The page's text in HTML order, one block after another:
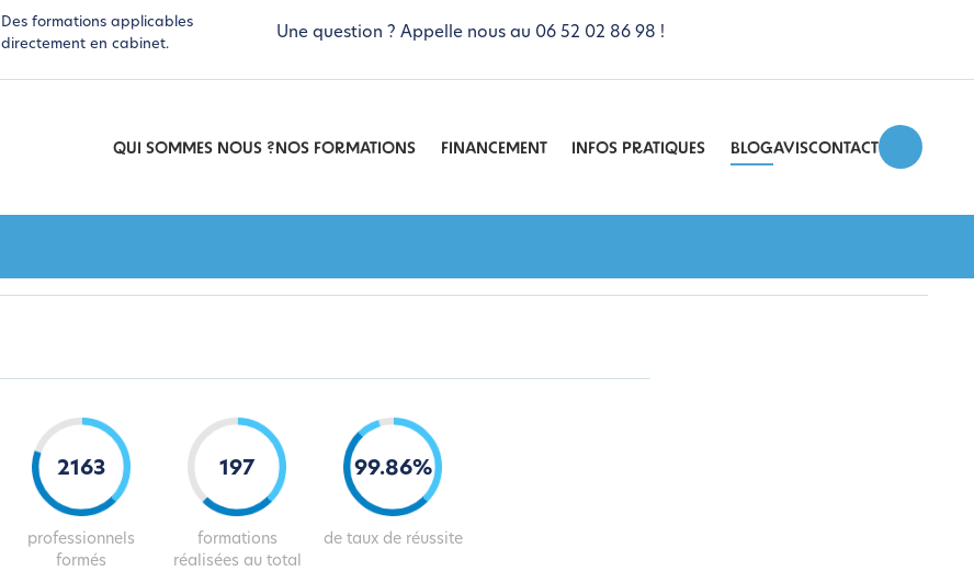
Des formations applicables
directement en cabinet.
Une question ? Appelle nous au 06 52 02 86 98 !
QUI SOMMES NOUS ?NOS FORMATIONS FINANCEMENT INFOS PRATIQUES BLOGAVISCONTACT
2163
professionnels
formés
197
formations
réalisées au total
99.86%
de taux de réussite